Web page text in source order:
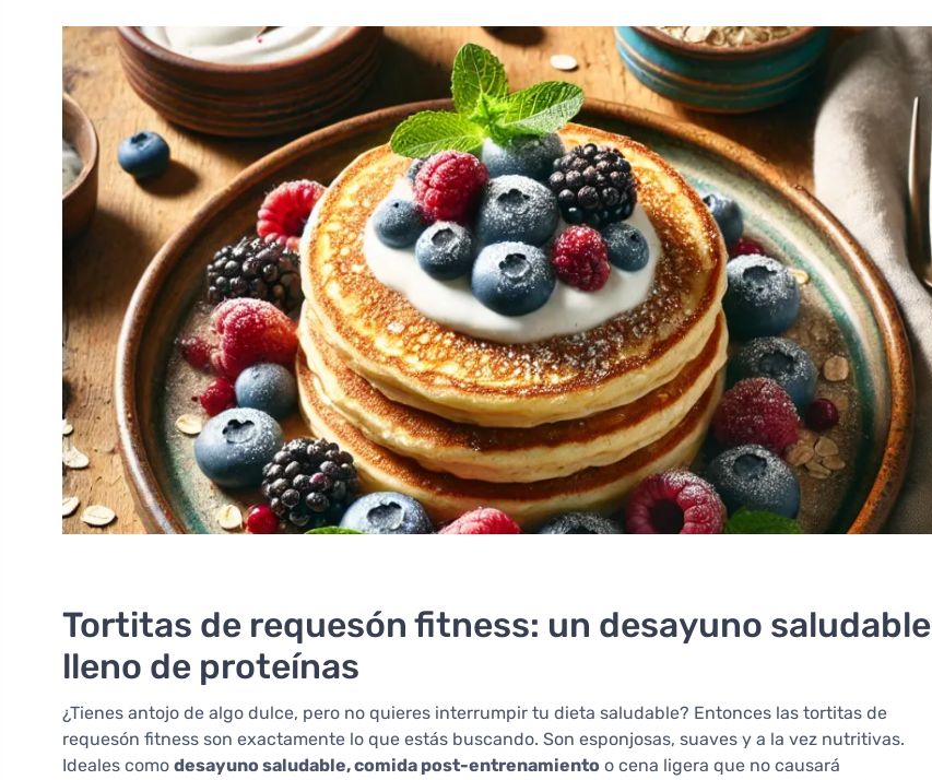
Tortitas de requesón fitness: un desayuno saludable
lleno de proteínas
¿Tienes antojo de algo dulce, pero no quieres interrumpir tu dieta saludable? Entonces las tortitas de
requesón fitness son exactamente lo que estás buscando. Son esponjosas, suaves y a la vez nutritivas.
Ideales como desayuno saludable, comida post-entrenamiento o cena ligera que no causará